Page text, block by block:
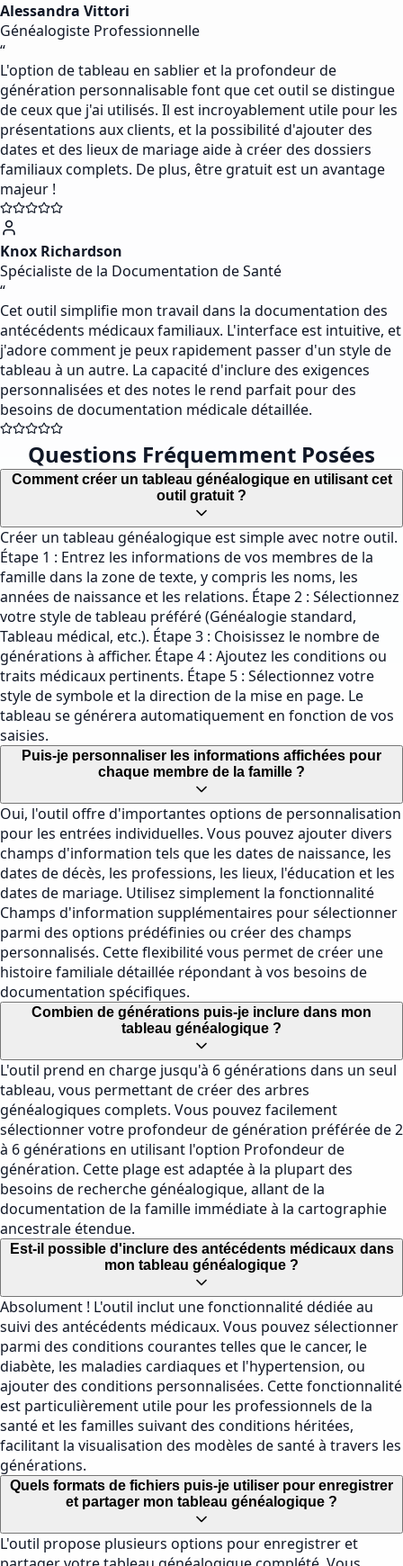
Alessandra Vittori
Généalogiste Professionnelle
“
L'option de tableau en sablier et la profondeur de
génération personnalisable font que cet outil se distingue
de ceux que j'ai utilisés. Il est incroyablement utile pour les
présentations aux clients, et la possibilité d'ajouter des
dates et des lieux de mariage aide à créer des dossiers
familiaux complets. De plus, être gratuit est un avantage
majeur !
Knox Richardson
Spécialiste de la Documentation de Santé
“
Cet outil simplifie mon travail dans la documentation des
antécédents médicaux familiaux. L'interface est intuitive, et
j'adore comment je peux rapidement passer d'un style de
tableau à un autre. La capacité d'inclure des exigences
personnalisées et des notes le rend parfait pour des
besoins de documentation médicale détaillée.
Questions Fréquemment Posées
Comment créer un tableau généalogique en utilisant cet
outil gratuit ?
Créer un tableau généalogique est simple avec notre outil.
Étape 1 : Entrez les informations de vos membres de la
famille dans la zone de texte, y compris les noms, les
années de naissance et les relations. Étape 2 : Sélectionnez
votre style de tableau préféré (Généalogie standard,
Tableau médical, etc.). Étape 3 : Choisissez le nombre de
générations à afficher. Étape 4 : Ajoutez les conditions ou
traits médicaux pertinents. Étape 5 : Sélectionnez votre
style de symbole et la direction de la mise en page. Le
tableau se générera automatiquement en fonction de vos
saisies.
Puis-je personnaliser les informations affichées pour
chaque membre de la famille ?
Oui, l'outil offre d'importantes options de personnalisation
pour les entrées individuelles. Vous pouvez ajouter divers
champs d'information tels que les dates de naissance, les
dates de décès, les professions, les lieux, l'éducation et les
dates de mariage. Utilisez simplement la fonctionnalité
Champs d'information supplémentaires pour sélectionner
parmi des options prédéfinies ou créer des champs
personnalisés. Cette flexibilité vous permet de créer une
histoire familiale détaillée répondant à vos besoins de
documentation spécifiques.
Combien de générations puis-je inclure dans mon
tableau généalogique ?
L'outil prend en charge jusqu'à 6 générations dans un seul
tableau, vous permettant de créer des arbres
généalogiques complets. Vous pouvez facilement
sélectionner votre profondeur de génération préférée de 2
à 6 générations en utilisant l'option Profondeur de
génération. Cette plage est adaptée à la plupart des
besoins de recherche généalogique, allant de la
documentation de la famille immédiate à la cartographie
ancestrale étendue.
Est-il possible d'inclure des antécédents médicaux dans
mon tableau généalogique ?
Absolument ! L'outil inclut une fonctionnalité dédiée au
suivi des antécédents médicaux. Vous pouvez sélectionner
parmi des conditions courantes telles que le cancer, le
diabète, les maladies cardiaques et l'hypertension, ou
ajouter des conditions personnalisées. Cette fonctionnalité
est particulièrement utile pour les professionnels de la
santé et les familles suivant des conditions héritées,
facilitant la visualisation des modèles de santé à travers les
générations.
Quels formats de fichiers puis-je utiliser pour enregistrer
et partager mon tableau généalogique ?
L'outil propose plusieurs options pour enregistrer et